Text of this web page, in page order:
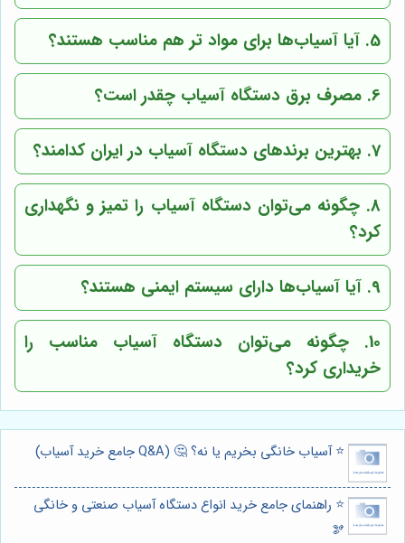
5. آیا آسیاب‌ها برای مواد تر هم مناسب هستند؟
6. مصرف برق دستگاه آسیاب چقدر است؟
7. بهترین برندهای دستگاه آسیاب در ایران کدامند؟
8. چگونه می‌توان دستگاه آسیاب را تمیز و نگهداری
کرد؟
9. آیا آسیاب‌ها دارای سیستم ایمنی هستند؟
10. چگونه می‌توان دستگاه آسیاب مناسب را
خریداری کرد؟
⭐️ آسیاب خانگی بخریم یا نه؟ 🤔 (Q&A جامع خرید آسیاب)
⭐️ راهنمای جامع خرید انواع دستگاه آسیاب صنعتی و خانگی
🫘